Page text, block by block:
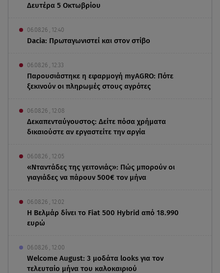
Δευτέρα 5 Οκτωβρίου
06.08.26 , 12:40
Dacia: Πρωταγωνιστεί και στον στίβο
06.08.26 , 12:33
Παρουσιάστηκε η εφαρμογή myAGRO: Πότε
ξεκινούν οι πληρωμές στους αγρότες
06.08.26 , 12:08
Δεκαπενταύγουστος: Δείτε πόσα χρήματα
δικαιούστε αν εργαστείτε την αργία
06.08.26 , 12:05
«Νταντάδες της γειτονιάς»: Πώς μπορούν οι
γιαγιάδες να πάρουν 500€ τον μήνα
06.08.26 , 12:02
Η Βελμάρ δίνει το Fiat 500 Hybrid από 18.990
ευρώ
06.08.26 , 12:00
Welcome August: 3 μοδάτα looks για τον
τελευταίο μήνα του καλοκαιριού